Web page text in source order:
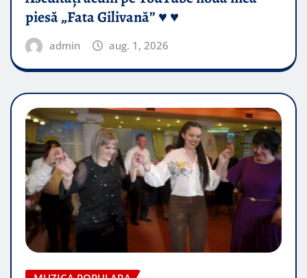
piesă „Fata Gilivană” ♥️ ♥️
admin aug. 1, 2026